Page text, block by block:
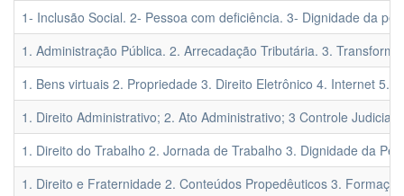
1- Inclusão Social. 2- Pessoa com deficiência. 3- Dignidade da
1. Administração Pública. 2. Arrecadação Tributária. 3.
1. Bens virtuais 2. Propriedade 3. Direito Eletrônico 4. Internet 5.
1. Direito Administrativo; 2. Ato Administrativo; 3 Controle
1. Direito do Trabalho 2. Jornada de Trabalho 3. Dignidade da
1. Direito e Fraternidade 2. Conteúdos Propedêuticos 3.